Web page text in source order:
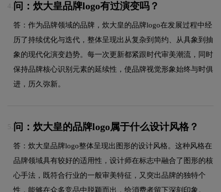
4. 问：炊大皇品牌logo有过演变吗？
答：作为品牌领域的品牌，炊大皇的品牌logo在发展过程中经
历了持续优化与迭代，整体呈现出从复杂到简约、从具象到抽
象的现代化演变趋势。每一次更新都紧跟时代审美潮流，同时
保持品牌核心识别元素的延续性，使品牌视觉形象始终与时俱
进，历久弥新。
5. 问：炊大皇的品牌logo属于什么设计风格？
答：炊大皇品牌logo整体呈现出图形的设计风格。这种风格在
品牌领域具有较好的适用性，设计师在标志中融合了图形的核
心手法，既符合行业的一般审美特征，又突出品牌的独特个
性，能够在众多竞品中脱颖而出，给消费者留下深刻印象。